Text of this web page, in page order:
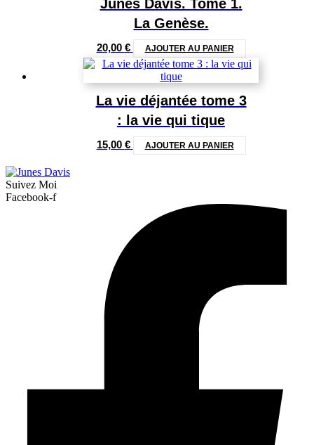
Junes Davis. Tome 1.
La Genèse.
20,00 € AJOUTER AU PANIER
La vie déjantée tome 3
: la vie qui tique
15,00 € AJOUTER AU PANIER
Suivez Moi
Facebook-f